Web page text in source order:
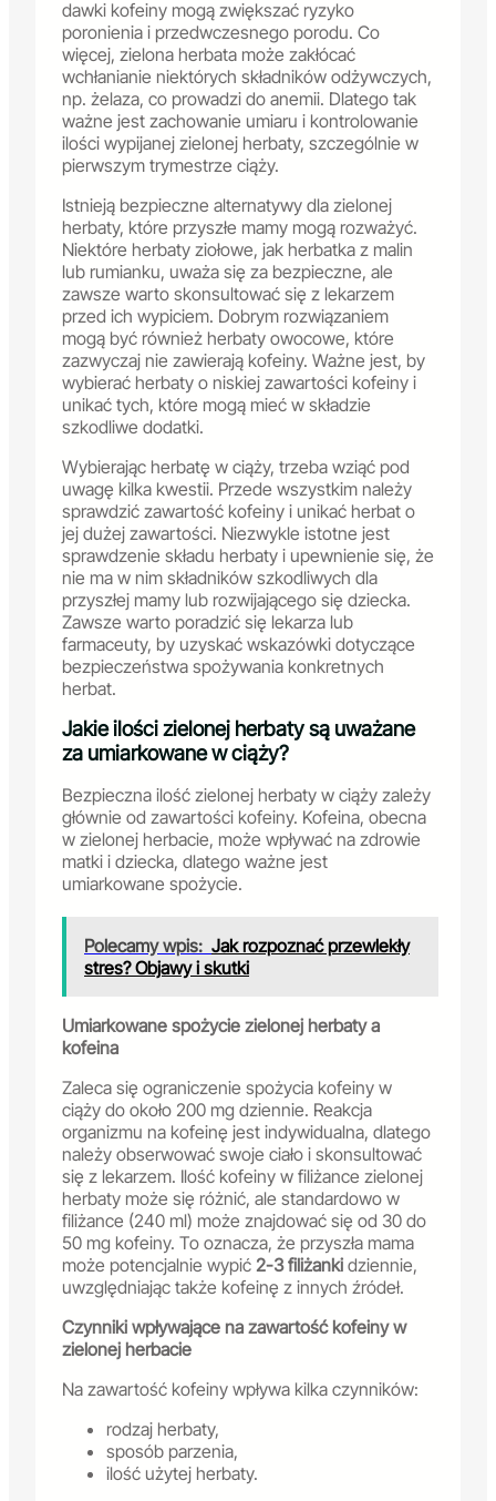
dawki kofeiny mogą zwiększać ryzyko
poronienia i przedwczesnego porodu. Co
więcej, zielona herbata może zakłócać
wchłanianie niektórych składników odżywczych,
np. żelaza, co prowadzi do anemii. Dlatego tak
ważne jest zachowanie umiaru i kontrolowanie
ilości wypijanej zielonej herbaty, szczególnie w
pierwszym trymestrze ciąży.
Istnieją bezpieczne alternatywy dla zielonej
herbaty, które przyszłe mamy mogą rozważyć.
Niektóre herbaty ziołowe, jak herbatka z malin
lub rumianku, uważa się za bezpieczne, ale
zawsze warto skonsultować się z lekarzem
przed ich wypiciem. Dobrym rozwiązaniem
mogą być również herbaty owocowe, które
zazwyczaj nie zawierają kofeiny. Ważne jest, by
wybierać herbaty o niskiej zawartości kofeiny i
unikać tych, które mogą mieć w składzie
szkodliwe dodatki.
Wybierając herbatę w ciąży, trzeba wziąć pod
uwagę kilka kwestii. Przede wszystkim należy
sprawdzić zawartość kofeiny i unikać herbat o
jej dużej zawartości. Niezwykle istotne jest
sprawdzenie składu herbaty i upewnienie się, że
nie ma w nim składników szkodliwych dla
przyszłej mamy lub rozwijającego się dziecka.
Zawsze warto poradzić się lekarza lub
farmaceuty, by uzyskać wskazówki dotyczące
bezpieczeństwa spożywania konkretnych
herbat.
Jakie ilości zielonej herbaty są uważane
za umiarkowane w ciąży?
Bezpieczna ilość zielonej herbaty w ciąży zależy
głównie od zawartości kofeiny. Kofeina, obecna
w zielonej herbacie, może wpływać na zdrowie
matki i dziecka, dlatego ważne jest
umiarkowane spożycie.
Polecamy wpis: Jak rozpoznać przewlekły
stres? Objawy i skutki
Umiarkowane spożycie zielonej herbaty a
kofeina
Zaleca się ograniczenie spożycia kofeiny w
ciąży do około 200 mg dziennie. Reakcja
organizmu na kofeinę jest indywidualna, dlatego
należy obserwować swoje ciało i skonsultować
się z lekarzem. Ilość kofeiny w filiżance zielonej
herbaty może się różnić, ale standardowo w
filiżance (240 ml) może znajdować się od 30 do
50 mg kofeiny. To oznacza, że przyszła mama
może potencjalnie wypić 2-3 filiżanki dziennie,
uwzględniając także kofeinę z innych źródeł.
Czynniki wpływające na zawartość kofeiny w
zielonej herbacie
Na zawartość kofeiny wpływa kilka czynników:
rodzaj herbaty,
sposób parzenia,
ilość użytej herbaty.